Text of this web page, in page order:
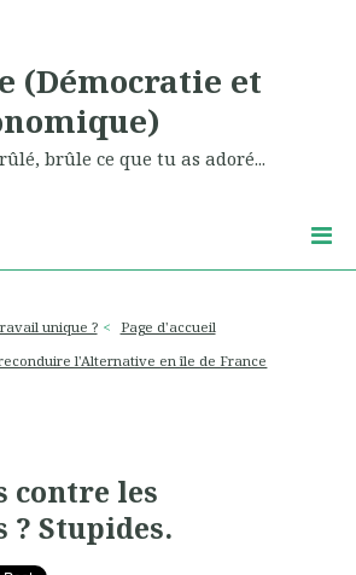
(Démocratie et
brûle ce que tu as adoré...
unique ?
Page d'accueil
l'Alternative en île de France
contre les
? Stupides.